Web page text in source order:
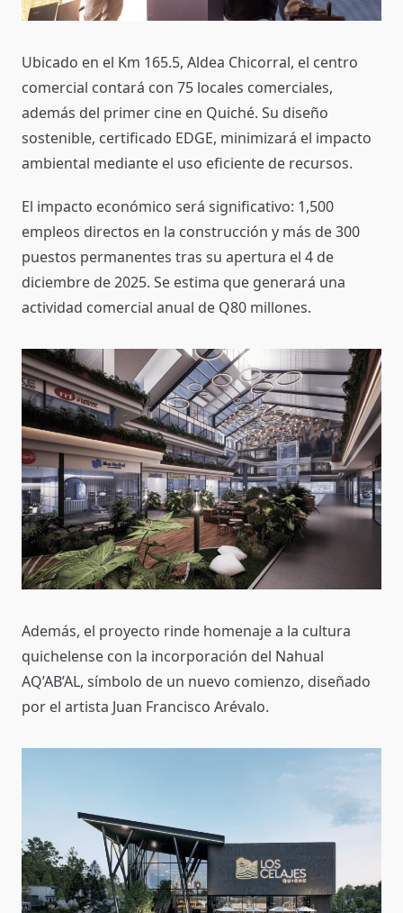
Ubicado en el Km 165.5, Aldea Chicorral, el centro
comercial contará con 75 locales comerciales,
además del primer cine en Quiché. Su diseño
sostenible, certificado EDGE, minimizará el impacto
ambiental mediante el uso eficiente de recursos.
El impacto económico será significativo: 1,500
empleos directos en la construcción y más de 300
puestos permanentes tras su apertura el 4 de
diciembre de 2025. Se estima que generará una
actividad comercial anual de Q80 millones.
Además, el proyecto rinde homenaje a la cultura
quichelense con la incorporación del Nahual
AQ’AB’AL, símbolo de un nuevo comienzo, diseñado
por el artista Juan Francisco Arévalo.